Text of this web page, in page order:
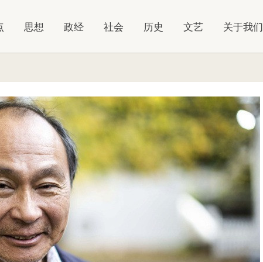
思想 政经 社会 历史 文艺 关于我们